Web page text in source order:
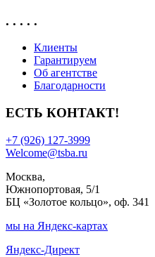
. . . . .
Клиенты
Гарантируем
Об агентстве
Благодарности
ЕСТЬ КОНТАКТ!
+7 (926) 127-3999
Welcome@tsba.ru
Москва,
Южнопортовая, 5/1
БЦ «Золотое кольцо», оф. 341
мы на Яндекс-картах
Яндекс-Директ